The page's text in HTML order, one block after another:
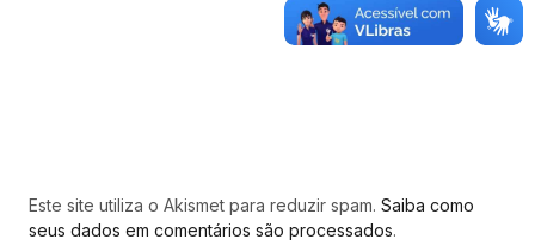
Este site utiliza o Akismet para reduzir spam. Saiba como
seus dados em comentários são processados.